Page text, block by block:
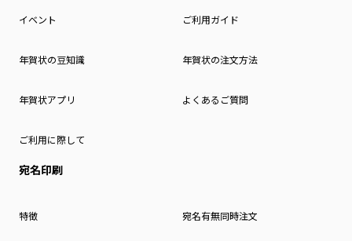
イベント ご利用ガイド
年賀状の豆知識 年賀状の注文方法
年賀状アプリ よくあるご質問
ご利用に際して
宛名印刷
特徴 宛名有無同時注文